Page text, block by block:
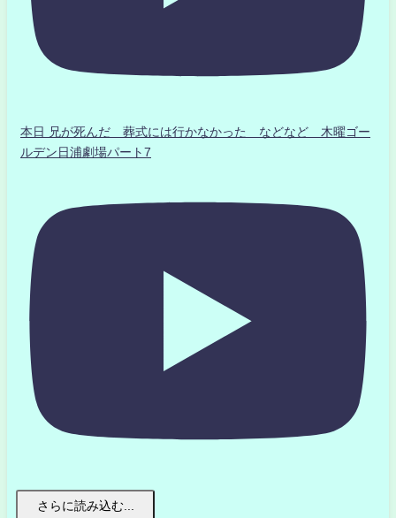
本日 兄が死んだ 葬式には行かなかった などなど 木曜ゴー
ルデン日浦劇場パート7
さらに読み込む...